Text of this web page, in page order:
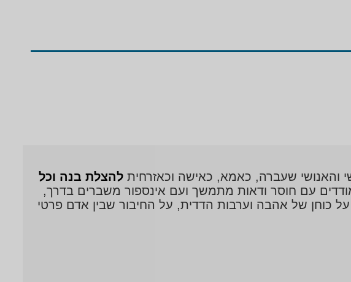
שעברה, כאמא, כאישה וכאזרחית להצלת בנה וכל
עם חוסר ודאות מתמשך ועם אינספור משברים בדרך,
על כוחן של אהבה וערבות הדדית, על החיבור שבין אדם פרטי